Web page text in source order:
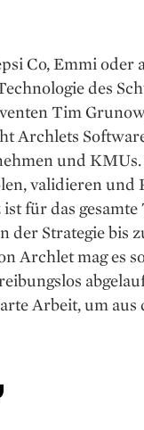
Co, Emmi oder
des
Tim
Archlets
und KMUs.
validieren und
für das
der Strategie bis
Archlet mag es
Arbeit, um